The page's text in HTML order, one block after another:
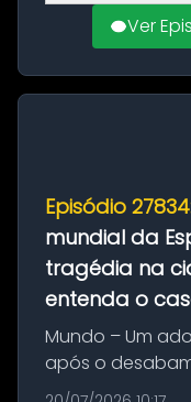
Ver
Episódio
mundial da
tragédia na
entenda o
Mundo – Um
após o
as